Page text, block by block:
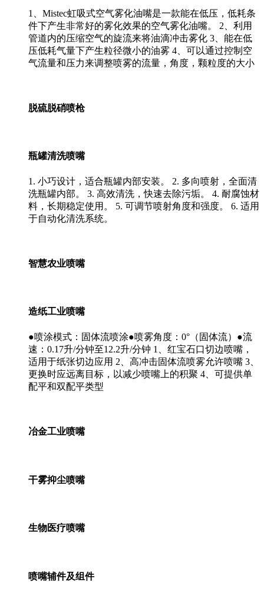
1、Mistec虹吸式空气雾化油嘴是一款能在低压，低耗条
件下产生非常好的雾化效果的空气雾化油嘴。 2、利用
管道内的压缩空气的旋流来将油滴冲击雾化 3、能在低
压低耗气量下产生粒径微小的油雾 4、可以通过控制空
气流量和压力来调整喷雾的流量，角度，颗粒度的大小
脱硫脱硝喷枪
瓶罐清洗喷嘴
1. 小巧设计，适合瓶罐内部安装。 2. 多向喷射，全面清
洗瓶罐内部。 3. 高效清洗，快速去除污垢。 4. 耐腐蚀材
料，长期稳定使用。 5. 可调节喷射角度和强度。 6. 适用
于自动化清洗系统。
智慧农业喷嘴
造纸工业喷嘴
●喷涂模式：固体流喷涂●喷雾角度：0°（固体流）●流
速：0.17升/分钟至12.2升/分钟 1、红宝石口切边喷嘴，
适用于纸张切边应用 2、高冲击固体流喷雾允许喷嘴 3、
更换时应远离目标，以减少喷嘴上的积聚 4、可提供单
配平和双配平类型
冶金工业喷嘴
干雾抑尘喷嘴
生物医疗喷嘴
喷嘴辅件及组件